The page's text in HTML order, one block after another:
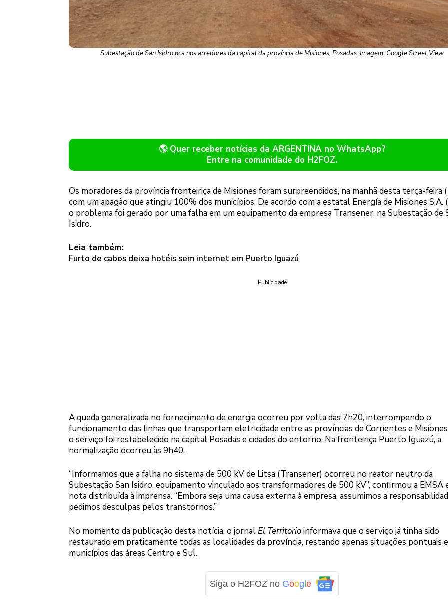
Subestação de San Isidro fica nos arredores da capital da província de Misiones, Posadas. Imagem: Google Street View
🌎 Quer receber notícias da ARGENTINA no WhatsApp?
Entre na comunidade do H2FOZ.
Os moradores da província fronteiriça de Misiones foram surpreendidos, na manhã desta terça-feira
com um apagão que atingiu 100% dos municípios. De acordo com a estatal Energía de Misiones S.A.
o problema foi gerado por uma falha em um equipamento da empresa Transener, na Subestação de
Isidro.
Leia também:
Furto de cabos deixa hotéis sem internet em Puerto Iguazú
Publicidade
A queda generalizada no fornecimento de energia ocorreu por volta das 7h20, interrompendo o
funcionamento das linhas que transportam eletricidade entre as províncias de Corrientes e
o serviço foi restabelecido na capital Posadas e cidades do entorno. Na fronteiriça Puerto Iguazú, a
normalização ocorreu às 9h40.
“Informamos que a falha no sistema de 500 kV de Litsa (Transener) ocorreu no reator neutro da
Subestação San Isidro, equipamento vinculado aos transformadores de 500 kV”, confirmou a EMSA
nota distribuída à imprensa. “Embora seja uma causa externa à empresa, assumimos a
pedimos desculpas pelos transtornos.”
No momento da publicação desta notícia, o jornalEl Territorioinformava que o serviço já tinha sido
restaurado em praticamente todas as localidades da província, restando apenas situações pontuais
municípios das áreas Centro e Sul.
Siga o H2FOZ no Goog le